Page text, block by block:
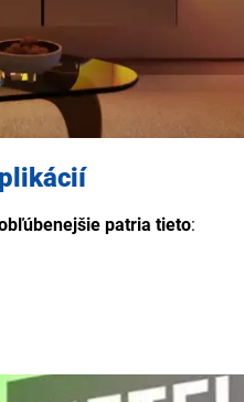
patria tieto: